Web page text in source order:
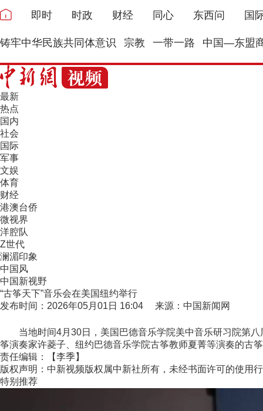
即时 时政 财经 同心 东西问 国
铸牢中华民族共同体意识 宗教 一带一路 中国—东盟
最新
热点
国内
社会
国际
军事
文娱
体育
财经
港澳台侨
微视界
洋腔队
Z世代
澜湄印象
中国风
中国新视野
“古筝天下”音乐会在美国纽约举行
发布时间：2026年05月01日 16:04 来源：中国新闻网
当地时间4月30日，美国巴德音乐学院美中音乐研习院第八
筝演奏家许菱子、纽约巴德音乐学院古筝教师夏菁等演奏的古
责任编辑：【李季】
版权声明：中新视频版权属中新社所有，未经书面许可的使用
特别推荐